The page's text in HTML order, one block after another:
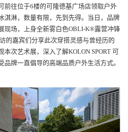
前往位于6楼的可隆德基广场店领取户外
淇淋，数量有限，先到先得。当日，品牌
现场，上身全新雾白色OBLI-K®露营冲锋
的嘉宾们分享此次穿搭灵感与曾经历的
次艺术展，深入了解KOLON SPORT 可
品牌一直倡导的高端品质户外生活方式。